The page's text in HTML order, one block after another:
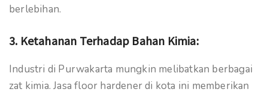
berlebihan.
3. Ketahanan Terhadap Bahan Kimia:
Industri di Purwakarta mungkin melibatkan berbagai
zat kimia. Jasa floor hardener di kota ini memberikan